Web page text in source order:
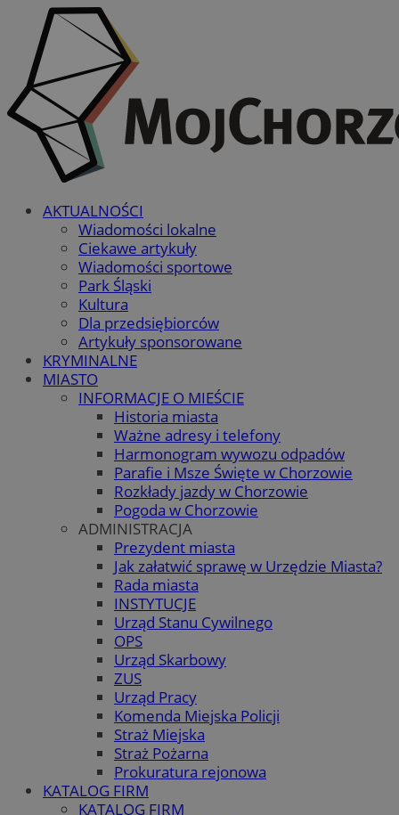
AKTUALNOŚCI
Wiadomości lokalne
Ciekawe artykuły
Wiadomości sportowe
Park Śląski
Kultura
Dla przedsiębiorców
Artykuły sponsorowane
KRYMINALNE
MIASTO
INFORMACJE O MIEŚCIE
Historia miasta
Ważne adresy i telefony
Harmonogram wywozu odpadów
Parafie i Msze Święte w Chorzowie
Rozkłady jazdy w Chorzowie
Pogoda w Chorzowie
ADMINISTRACJA
Prezydent miasta
Jak załatwić sprawę w Urzędzie Miasta?
Rada miasta
INSTYTUCJE
Urząd Stanu Cywilnego
OPS
Urząd Skarbowy
ZUS
Urząd Pracy
Komenda Miejska Policji
Straż Miejska
Straż Pożarna
Prokuratura rejonowa
KATALOG FIRM
KATALOG FIRM